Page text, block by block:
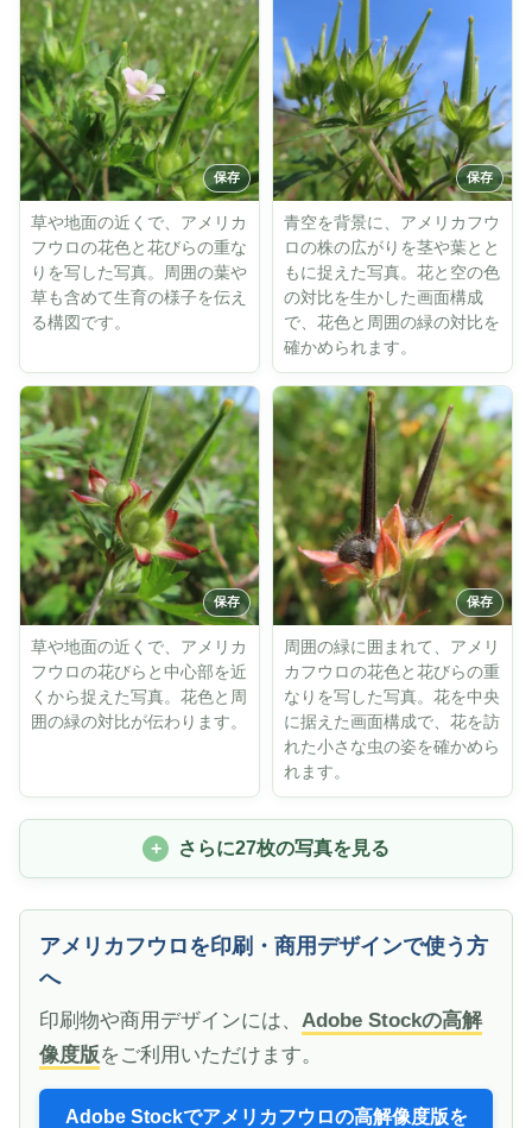
草や地面の近くで、アメリカ
フウロの花色と花びらの重な
りを写した写真。周囲の葉や
草も含めて生育の様子を伝え
る構図です。
青空を背景に、アメリカフウ
ロの株の広がりを茎や葉とと
もに捉えた写真。花と空の色
の対比を生かした画面構成
で、花色と周囲の緑の対比を
確かめられます。
草や地面の近くで、アメリカ
フウロの花びらと中心部を近
くから捉えた写真。花色と周
囲の緑の対比が伝わります。
周囲の緑に囲まれて、アメリ
カフウロの花色と花びらの重
なりを写した写真。花を中央
に据えた画面構成で、花を訪
れた小さな虫の姿を確かめら
れます。
さらに27枚の写真を見る
アメリカフウロを印刷・商用デザインで使う方
へ
印刷物や商用デザインには、 Adobe Stockの高解
像度版をご利用いただけます。
Adobe Stockでアメリカフウロの高解像度版を